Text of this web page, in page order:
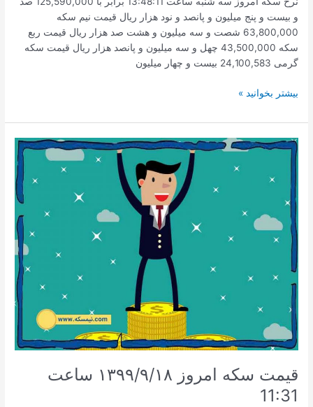
و بیست و پنج میلیون و پانصد و نود هزار ریال قیمت نیم سکه
63,800,000 شصت و سه میلیون و هشت صد هزار ریال قیمت ربع
سکه 43,500,000 چهل و سه میلیون و پانصد هزار ریال قیمت سکه
گرمی 24,100,583 بیست و چهار میلیون
نرخ
امروز
سه
شنبه
ساعت
13:48
بیشتر بخوانید »
قیمت سکه امروز ۱۳۹۹/۹/۱۸ ساعت
11:31